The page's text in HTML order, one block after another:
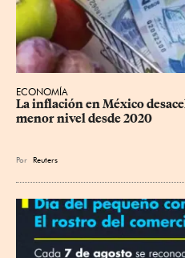
ECONOMÍA
La inflación en México
menor nivel desde 2020
Por Reuters